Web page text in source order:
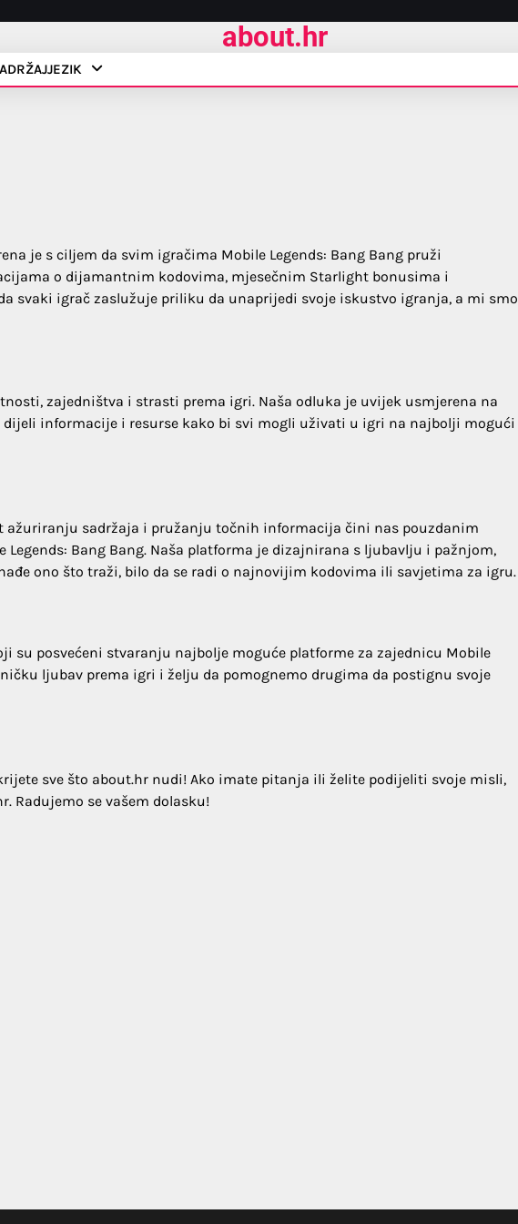
about.hr
JEZIK
je s ciljem da svim igračima Mobile Legends: Bang Bang pruži
o dijamantnim kodovima, mjesečnim Starlight bonusima i
svaki igrač zaslužuje priliku da unaprijedi svoje iskustvo igranja, a mi smo
zajedništva i strasti prema igri. Naša odluka je uvijek usmjerena na
informacije i resurse kako bi svi mogli uživati u igri na najbolji mogući
ažuriranju sadržaja i pružanju točnih informacija čini nas pouzdanim
Legends: Bang Bang. Naša platforma je dizajnirana s ljubavlju i pažnjom,
ono što traži, bilo da se radi o najnovijim kodovima ili savjetima za igru.
posvećeni stvaranju najbolje moguće platforme za zajednicu Mobile
ljubav prema igri i želju da pomognemo drugima da postignu svoje
sve što about.hr nudi! Ako imate pitanja ili želite podijeliti svoje misli,
. Radujemo se vašem dolasku!